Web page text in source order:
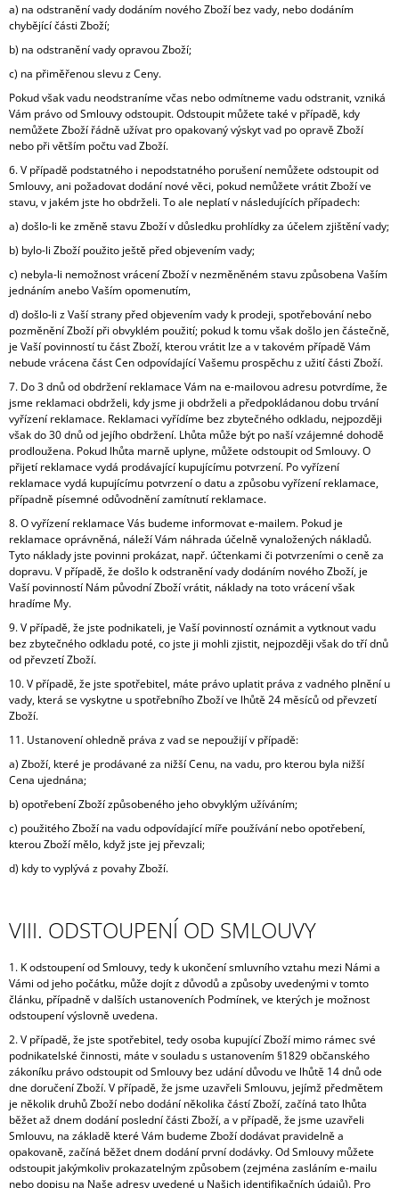
a) na odstranění vady dodáním nového Zboží bez vady, nebo dodáním
chybějící části Zboží;
b) na odstranění vady opravou Zboží;
c) na přiměřenou slevu z Ceny.
Pokud však vadu neodstraníme včas nebo odmítneme vadu odstranit, vzniká
Vám právo od Smlouvy odstoupit. Odstoupit můžete také v případě, kdy
nemůžete Zboží řádně užívat pro opakovaný výskyt vad po opravě Zboží
nebo při větším počtu vad Zboží.
6. V případě podstatného i nepodstatného porušení nemůžete odstoupit od
Smlouvy, ani požadovat dodání nové věci, pokud nemůžete vrátit Zboží ve
stavu, v jakém jste ho obdrželi. To ale neplatí v následujících případech:
a) došlo-li ke změně stavu Zboží v důsledku prohlídky za účelem zjištění vady;
b) bylo-li Zboží použito ještě před objevením vady;
c) nebyla-li nemožnost vrácení Zboží v nezměněném stavu způsobena Vaším
jednáním anebo Vaším opomenutím,
d) došlo-li z Vaší strany před objevením vady k prodeji, spotřebování nebo
pozměnění Zboží při obvyklém použití; pokud k tomu však došlo jen částečně,
je Vaší povinností tu část Zboží, kterou vrátit lze a v takovém případě Vám
nebude vrácena část Cen odpovídající Vašemu prospěchu z užití části Zboží.
7. Do 3 dnů od obdržení reklamace Vám na e-mailovou adresu potvrdíme, že
jsme reklamaci obdrželi, kdy jsme ji obdrželi a předpokládanou dobu trvání
vyřízení reklamace. Reklamaci vyřídíme bez zbytečného odkladu, nejpozději
však do 30 dnů od jejího obdržení. Lhůta může být po naší vzájemné dohodě
prodloužena. Pokud lhůta marně uplyne, můžete odstoupit od Smlouvy. O
přijetí reklamace vydá prodávající kupujícímu potvrzení. Po vyřízení
reklamace vydá kupujícímu potvrzení o datu a způsobu vyřízení reklamace,
případně písemné odůvodnění zamítnutí reklamace.
8. O vyřízení reklamace Vás budeme informovat e-mailem. Pokud je
reklamace oprávněná, náleží Vám náhrada účelně vynaložených nákladů.
Tyto náklady jste povinni prokázat, např. účtenkami či potvrzeními o ceně za
dopravu. V případě, že došlo k odstranění vady dodáním nového Zboží, je
Vaší povinností Nám původní Zboží vrátit, náklady na toto vrácení však
hradíme My.
9. V případě, že jste podnikateli, je Vaší povinností oznámit a vytknout vadu
bez zbytečného odkladu poté, co jste ji mohli zjistit, nejpozději však do tří dnů
od převzetí Zboží.
10. V případě, že jste spotřebitel, máte právo uplatit práva z vadného plnění u
vady, která se vyskytne u spotřebního Zboží ve lhůtě 24 měsíců od převzetí
Zboží.
11. Ustanovení ohledně práva z vad se nepoužijí v případě:
a) Zboží, které je prodávané za nižší Cenu, na vadu, pro kterou byla nižší
Cena ujednána;
b) opotřebení Zboží způsobeného jeho obvyklým užíváním;
c) použitého Zboží na vadu odpovídající míře používání nebo opotřebení,
kterou Zboží mělo, když jste jej převzali;
d) kdy to vyplývá z povahy Zboží.
VIII. ODSTOUPENÍ OD SMLOUVY
1. K odstoupení od Smlouvy, tedy k ukončení smluvního vztahu mezi Námi a
Vámi od jeho počátku, může dojít z důvodů a způsoby uvedenými v tomto
článku, případně v dalších ustanoveních Podmínek, ve kterých je možnost
odstoupení výslovně uvedena.
2.V případě, že jste spotřebitel, tedy osoba kupující Zboží mimo rámec své
podnikatelské činnosti, máte v souladu s ustanovením §1829 občanského
zákoníku právo odstoupit od Smlouvy bez udání důvodu ve lhůtě 14 dnů ode
dne doručení Zboží. V případě, že jsme uzavřeli Smlouvu, jejímž předmětem
je několik druhů Zboží nebo dodání několika částí Zboží, začíná tato lhůta
běžet až dnem dodání poslední části Zboží, a v případě, že jsme uzavřeli
Smlouvu, na základě které Vám budeme Zboží dodávat pravidelně a
opakovaně, začíná běžet dnem dodání první dodávky. Od Smlouvy můžete
odstoupit jakýmkoliv prokazatelným způsobem (zejména zasláním e-mailu
nebo dopisu na Naše adresy uvedené u Našich identifikačních údajů). Pro